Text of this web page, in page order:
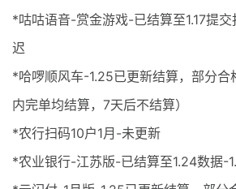
*咕咕语音-赏金游戏-已结算至1.17提
迟
*哈啰顺风车-1.25已更新结算，部分合
内完单均结算，7天后不结算）
*农行扫码10户1月-未更新
*农业银行-江苏版-已结算至1.24数据-